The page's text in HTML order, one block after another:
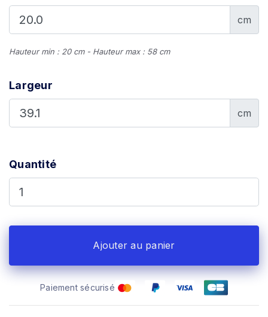
cm
Hauteur min : 20 cm - Hauteur max : 58 cm
Largeur
cm
Quantité
Ajouter au panier
Paiement sécurisé